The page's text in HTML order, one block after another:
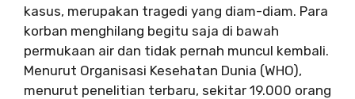
kasus, merupakan tragedi yang diam-diam. Para
korban menghilang begitu saja di bawah
permukaan air dan tidak pernah muncul kembali.
Menurut Organisasi Kesehatan Dunia (WHO),
menurut penelitian terbaru, sekitar 19.000 orang